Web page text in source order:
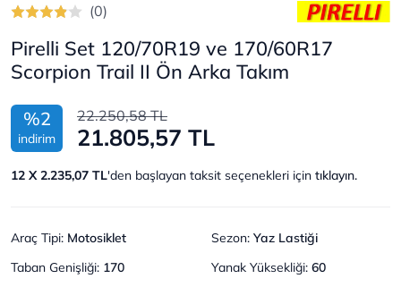
(0)
Pirelli Set 120/70R19 ve 170/60R17
Scorpion Trail II Ön Arka Takım
%2
indirim
22.250,58 TL
21.805,57 TL
12 X 2.235,07 TL'den başlayan taksit seçenekleri için tıklayın.
Araç Tipi: Motosiklet Sezon: Yaz Lastiği
Taban Genişliği: 170 Yanak Yüksekliği: 60